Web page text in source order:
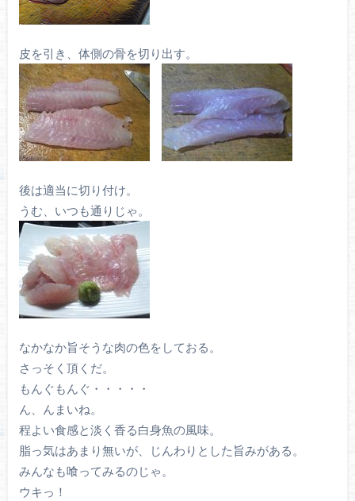
皮を引き、体側の骨を切り出す。
後は適当に切り付け。
うむ、いつも通りじゃ。
なかなか旨そうな肉の色をしておる。
さっそく頂くだ。
もんぐもんぐ・・・・・
ん、んまいね。
程よい食感と淡く香る白身魚の風味。
脂っ気はあまり無いが、じんわりとした旨みがある。
みんなも喰ってみるのじゃ。
ウキっ！